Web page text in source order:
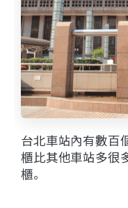
台北車站內有數百
櫃比其他車站多很
櫃。